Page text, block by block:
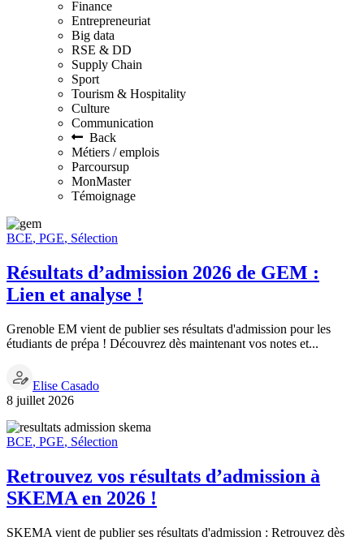
Finance
Entrepreneuriat
Big data
RSE & DD
Supply Chain
Sport
Tourism & Hospitality
Culture
Communication
Back
Métiers / emplois
Parcoursup
MonMaster
Témoignage
BCE, PGE, Sélection
Résultats d’admission 2026 de GEM :
Lien et analyse !
Grenoble EM vient de publier ses résultats d'admission pour les
étudiants de prépa ! Découvrez dès maintenant vos notes et...
Elise Casado
8 juillet 2026
BCE, PGE, Sélection
Retrouvez vos résultats d’admission à
SKEMA en 2026 !
SKEMA vient de publier ses résultats d'admission : Retrouvez dès